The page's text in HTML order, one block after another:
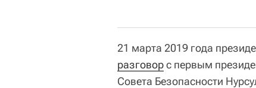
21 марта 2019 года
разговорс первым
Совета Безопасности